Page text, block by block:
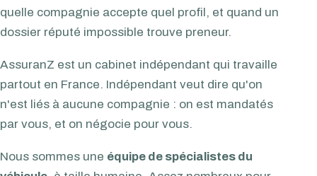
quelle compagnie accepte quel profil, et quand un
dossier réputé impossible trouve preneur.
AssuranZ est un cabinet indépendant qui travaille
partout en France. Indépendant veut dire qu'on
n'est liés à aucune compagnie : on est mandatés
par vous, et on négocie pour vous.
Nous sommes une équipe de spécialistes du